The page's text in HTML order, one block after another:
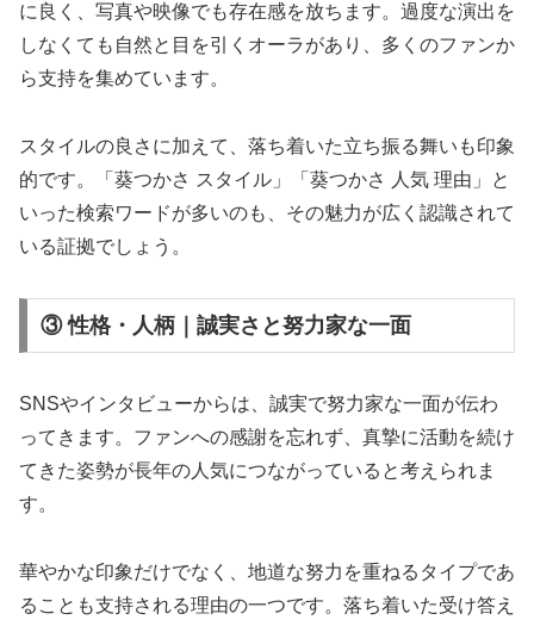
に良く、写真や映像でも存在感を放ちます。過度な演出を
しなくても自然と目を引くオーラがあり、多くのファンか
ら支持を集めています。
スタイルの良さに加えて、落ち着いた立ち振る舞いも印象
的です。「葵つかさ スタイル」「葵つかさ 人気 理由」と
いった検索ワードが多いのも、その魅力が広く認識されて
いる証拠でしょう。
③ 性格・人柄｜誠実さと努力家な一面
SNSやインタビューからは、誠実で努力家な一面が伝わ
ってきます。ファンへの感謝を忘れず、真摯に活動を続け
てきた姿勢が長年の人気につながっていると考えられま
す。
華やかな印象だけでなく、地道な努力を重ねるタイプであ
ることも支持される理由の一つです。落ち着いた受け答え